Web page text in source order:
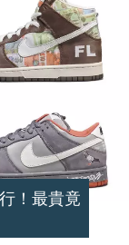
！最貴竟